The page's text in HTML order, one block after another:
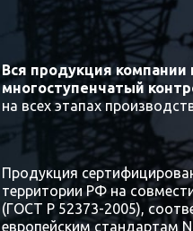
Вся продукция компании
многоступенчатый
на всех этапах
Продукция
территории РФ на
(ГОСТ Р 52373-2005),
европейским стандартам